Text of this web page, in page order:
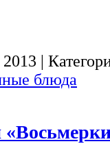
2013 |
блюда